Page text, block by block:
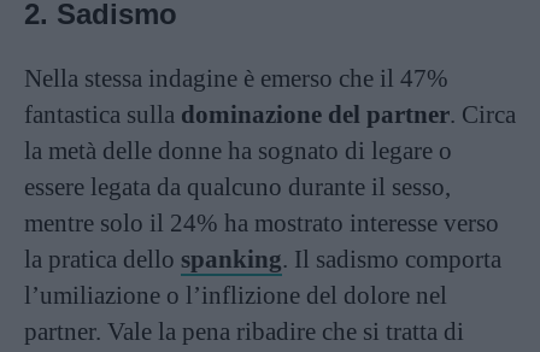
2. Sadismo
Nella stessa indagine è emerso che il 47%
fantastica sulla dominazione del partner. Circa
la metà delle donne ha sognato di legare o
essere legata da qualcuno durante il sesso,
mentre solo il 24% ha mostrato interesse verso
la pratica dello spanking. Il sadismo comporta
l’umiliazione o l’inflizione del dolore nel
partner. Vale la pena ribadire che si tratta di